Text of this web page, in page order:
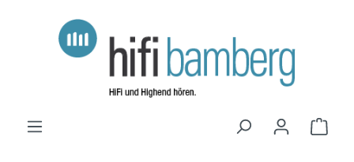
Zum Hauptinhalt springen